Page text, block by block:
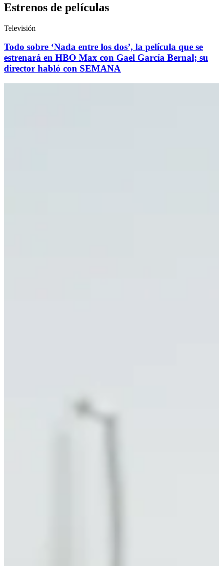
Estrenos de películas
Televisión
Todo sobre ‘Nada entre los dos’, la película que se
estrenará en HBO Max con Gael García Bernal; su
director habló con SEMANA